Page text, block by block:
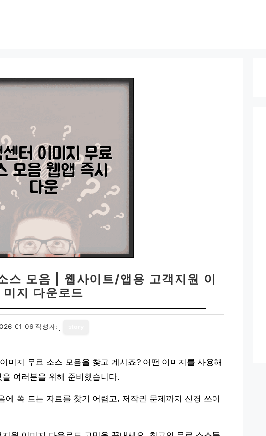
스 모음 | 웹사이트/앱용 고객지원 이
미지 다운로드
01-06 작성자:
미지 무료 소스 모음을 찾고 계시죠? 어떤 이미지를 사용해
여러분을 위해 준비했습니다.
에 쏙 드는 자료를 찾기 어렵고, 저작권 문제까지 신경 쓰이